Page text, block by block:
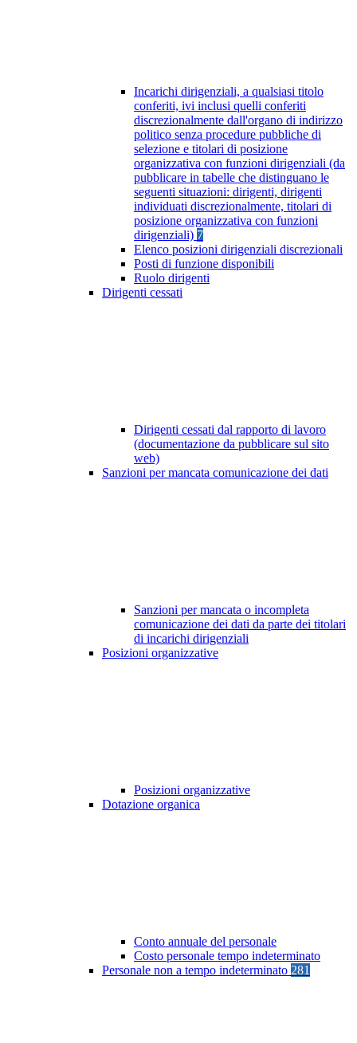
Incarichi dirigenziali, a qualsiasi titolo
conferiti, ivi inclusi quelli conferiti
discrezionalmente dall'organo di indirizzo
politico senza procedure pubbliche di
selezione e titolari di posizione
organizzativa con funzioni dirigenziali (da
pubblicare in tabelle che distinguano le
seguenti situazioni: dirigenti, dirigenti
individuati discrezionalmente, titolari di
posizione organizzativa con funzioni
dirigenziali) 7
Elenco posizioni dirigenziali discrezionali
Posti di funzione disponibili
Ruolo dirigenti
Dirigenti cessati
Dirigenti cessati dal rapporto di lavoro
(documentazione da pubblicare sul sito
web)
Sanzioni per mancata comunicazione dei dati
Sanzioni per mancata o incompleta
comunicazione dei dati da parte dei titolari
di incarichi dirigenziali
Posizioni organizzative
Posizioni organizzative
Dotazione organica
Conto annuale del personale
Costo personale tempo indeterminato
Personale non a tempo indeterminato 281